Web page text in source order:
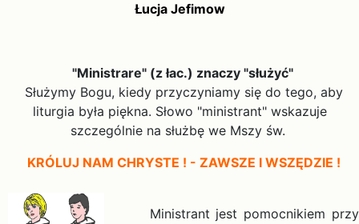
Łucja Jefimow
"Ministrare" (z łac.) znaczy "służyć"
Służymy Bogu, kiedy przyczyniamy się do tego, aby
liturgia była piękna. Słowo "ministrant" wskazuje
szczególnie na służbę we Mszy św.
KRÓLUJ NAM CHRYSTE ! - ZAWSZE I WSZĘDZIE !
Ministrant jest pomocnikiem przy